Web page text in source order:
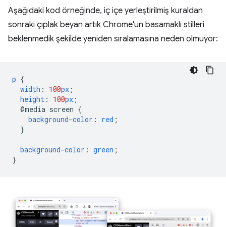
Aşağıdaki kod örneğinde, iç içe yerleştirilmiş kuraldan
sonraki çıplak beyan artık Chrome'un basamaklı stilleri
beklenmedik şekilde yeniden sıralamasına neden olmuyor:
p {
width : 100px ;
height : 100px ;
@media screen {
background-color : red ;
}
background-color : green ;
}